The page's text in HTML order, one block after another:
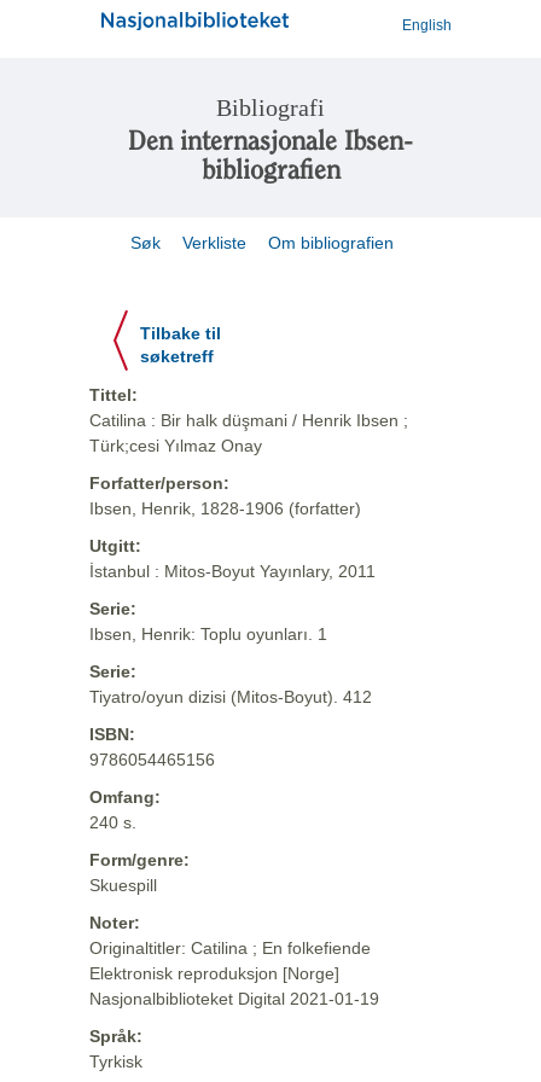
English
Bibliografi
Den internasjonale Ibsen-
bibliografien
Søk Verkliste Om bibliografien
Tilbake til
søketreff
Tittel:
Catilina : Bir halk düşmani / Henrik Ibsen ;
Türk;cesi Yılmaz Onay
Forfatter/person:
Ibsen, Henrik, 1828-1906 (forfatter)
Utgitt:
İstanbul : Mitos-Boyut Yayınlary, 2011
Serie:
Ibsen, Henrik: Toplu oyunları. 1
Serie:
Tiyatro/oyun dizisi (Mitos-Boyut). 412
ISBN:
9786054465156
Omfang:
240 s.
Form/genre:
Skuespill
Noter:
Originaltitler: Catilina ; En folkefiende
Elektronisk reproduksjon [Norge]
Nasjonalbiblioteket Digital 2021-01-19
Språk:
Tyrkisk